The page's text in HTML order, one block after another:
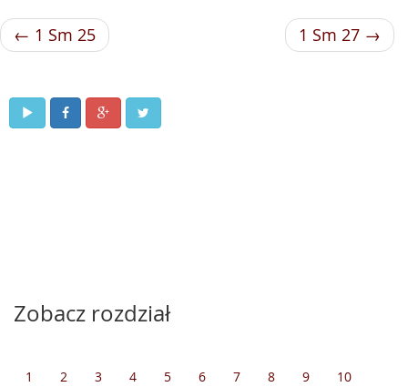
← 1 Sm 25 1 Sm 27 →
Zobacz rozdział
1 2 3 4 5 6 7 8 9
10